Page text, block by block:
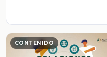
CONTENIDO